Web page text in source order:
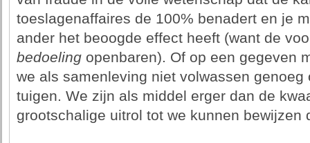
toeslagenaffaires de 100% benadert en je
ander het beoogde effect heeft (want de
bedoelingopenbaren). Of op een gegeven
we als samenleving niet volwassen
tuigen. We zijn als middel erger dan de
grootschalige uitrol tot we kunnen bewijzen